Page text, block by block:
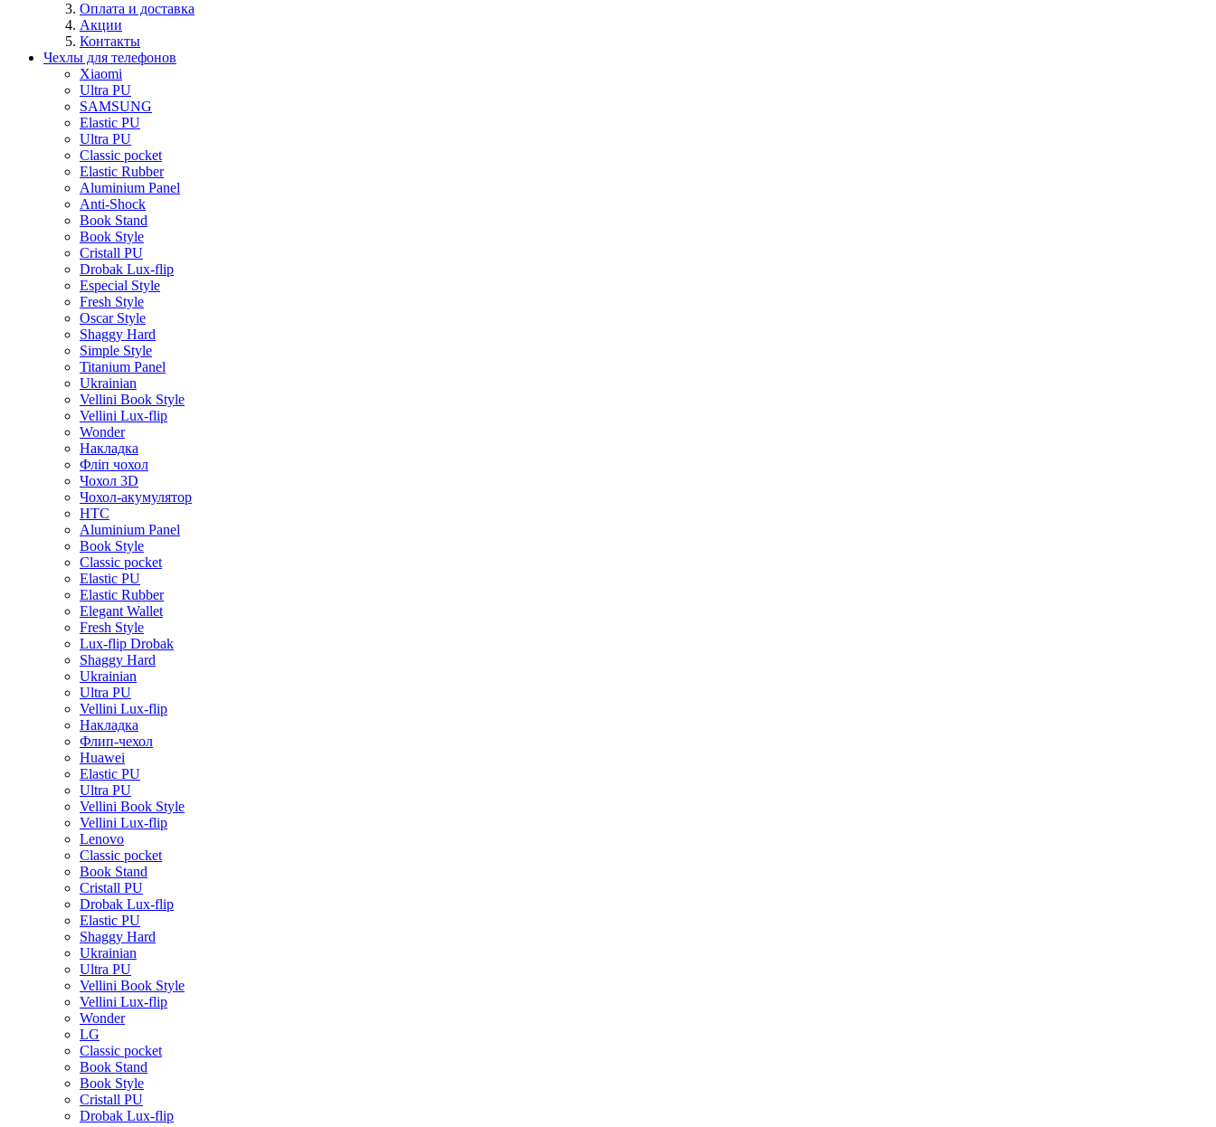
Оплата и доставка
Акции
Контакты
Чехлы для телефонов
Xiaomi
Ultra PU
SAMSUNG
Elastic PU
Ultra PU
Classic pocket
Elastic Rubber
Aluminium Panel
Anti-Shock
Book Stand
Book Style
Cristall PU
Drobak Lux-flip
Especial Style
Fresh Style
Oscar Style
Shaggy Hard
Simple Style
Titanium Panel
Ukrainian
Vellini Book Style
Vellini Lux-flip
Wonder
Накладка
Фліп чохол
Чохол 3D
Чохол-акумулятор
HTC
Aluminium Panel
Book Style
Classic pocket
Elastic PU
Elastic Rubber
Elegant Wallet
Fresh Style
Lux-flip Drobak
Shaggy Hard
Ukrainian
Ultra PU
Vellini Lux-flip
Накладка
Флип-чехол
Huawei
Elastic PU
Ultra PU
Vellini Book Style
Vellini Lux-flip
Lenovo
Classic pocket
Book Stand
Cristall PU
Drobak Lux-flip
Elastic PU
Shaggy Hard
Ukrainian
Ultra PU
Vellini Book Style
Vellini Lux-flip
Wonder
LG
Classic pocket
Book Stand
Book Style
Cristall PU
Drobak Lux-flip